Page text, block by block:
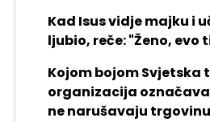
Kad Isus vidje majku i
ljubio, reče: "Ženo, evo
Kojom bojom Svjetska
organizacija
ne narušavaju